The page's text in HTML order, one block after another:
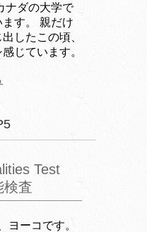
ナダの大学で
す。 親だけ
したこの頃、
じています。
Test
検査
ヨーコです。